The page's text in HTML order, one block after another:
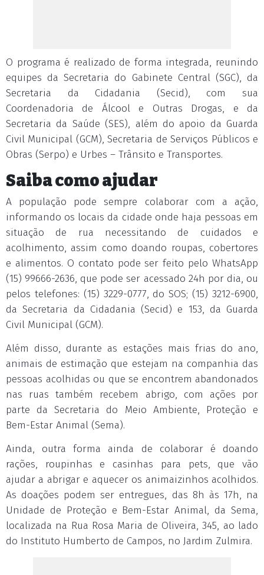
O programa é realizado de forma integrada, reunindo
equipes da Secretaria do Gabinete Central (SGC), da
Secretaria da Cidadania (Secid), com sua
Coordenadoria de Álcool e Outras Drogas, e da
Secretaria da Saúde (SES), além do apoio da Guarda
Civil Municipal (GCM), Secretaria de Serviços Públicos e
Obras (Serpo) e Urbes – Trânsito e Transportes.
Saiba como ajudar
A população pode sempre colaborar com a ação,
informando os locais da cidade onde haja pessoas em
situação de rua necessitando de cuidados e
acolhimento, assim como doando roupas, cobertores
e alimentos. O contato pode ser feito pelo WhatsApp
(15) 99666-2636, que pode ser acessado 24h por dia, ou
pelos telefones: (15) 3229-0777, do SOS; (15) 3212-6900,
da Secretaria da Cidadania (Secid) e 153, da Guarda
Civil Municipal (GCM).
Além disso, durante as estações mais frias do ano,
animais de estimação que estejam na companhia das
pessoas acolhidas ou que se encontrem abandonados
nas ruas também recebem abrigo, com ações por
parte da Secretaria do Meio Ambiente, Proteção e
Bem-Estar Animal (Sema).
Ainda, outra forma ainda de colaborar é doando
rações, roupinhas e casinhas para pets, que vão
ajudar a abrigar e aquecer os animaizinhos acolhidos.
As doações podem ser entregues, das 8h às 17h, na
Unidade de Proteção e Bem-Estar Animal, da Sema,
localizada na Rua Rosa Maria de Oliveira, 345, ao lado
do Instituto Humberto de Campos, no Jardim Zulmira.